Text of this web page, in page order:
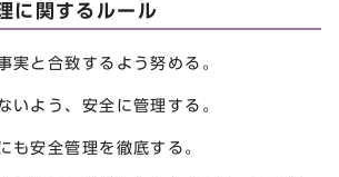
関するルール
実と合致するよう努める。
いよう、安全に管理する。
も安全管理を徹底する。